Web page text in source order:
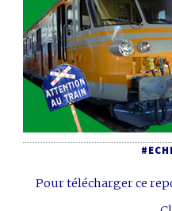
Pour télécharger ce